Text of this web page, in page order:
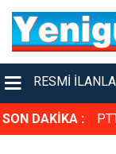
RESMI
SON DAKİKA :
destek